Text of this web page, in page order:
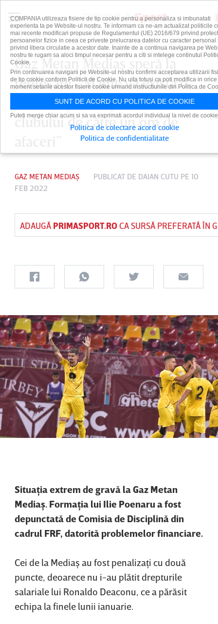
Gaz Metan Mediaş speră la
redresare. „Mâine va exista o
discuţie pentru preluarea
clubului de către un om de
GAZ METAN MEDIAȘ PUBLICAT DE DAIAN CUTU PE 10
FEB 2022
ADAUGĂ PRIMASPORT.ROCA SURSĂ PREFERATĂ ÎN
Situaţia extrem de gravă la Gaz Metan
Mediaş. Formaţia lui Ilie Poenaru a fost
depunctată de Comisia de Disciplină din
cadrul FRF, datorită problemelor financiare.
Cei de la Mediaş au fost penalizaţi cu două
puncte, deoarece nu i-au plătit drepturile
salariale lui Ronaldo Deaconu, ce a părăsit
echipa la finele lunii ianuarie.
COMPANIA utilizeaza fisiere de tip cookie pentru a personaliza si imbunatati
experienta ta pe Website-ul nostru. Te informam ca ne-am actualizat politicile
mai recente modificari propuse de Regulamentul (UE) 2016/679 privind
persoanelor fizice in ceea ce priveste prelucrarea datelor cu caracter personal
privind libera circulatie a acestor date. Inainte de a continua navigarea pe
nostru te rugam sa aloci timpul necesar pentru a citi si intelege continutul
Cookie.
Prin continuarea navigarii pe Website-ul nostru confirmi acceptarea utilizarii
de tip cookie conform Politicii de Cookie. Nu uita totusi ca poti modifica in orice
moment setarile acestor fisiere cookie urmand instructiunile din Politica de
SUNT DE ACORD CU POLITICA DE COOKIE
Puteti merge chiar acum si sa va exprimati acordul individual la nivel de
Politica de colectare acord cookie
Politica de confidentialitate